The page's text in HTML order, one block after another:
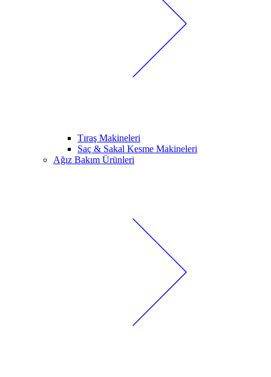
Tıraş Makineleri
Saç & Sakal Kesme Makineleri
Ağız Bakım Ürünleri